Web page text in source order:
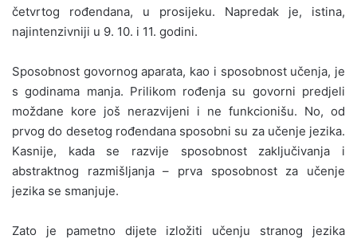
četvrtog rođendana, u prosijeku. Napredak je, istina,
najintenzivniji u 9. 10. i 11. godini.
Sposobnost govornog aparata, kao i sposobnost učenja, je
s godinama manja. Prilikom rođenja su govorni predjeli
moždane kore još nerazvijeni i ne funkcionišu. No, od
prvog do desetog rođendana sposobni su za učenje jezika.
Kasnije, kada se razvije sposobnost zaključivanja i
abstraktnog razmišljanja – prva sposobnost za učenje
jezika se smanjuje.
Zato je pametno dijete izložiti učenju stranog jezika